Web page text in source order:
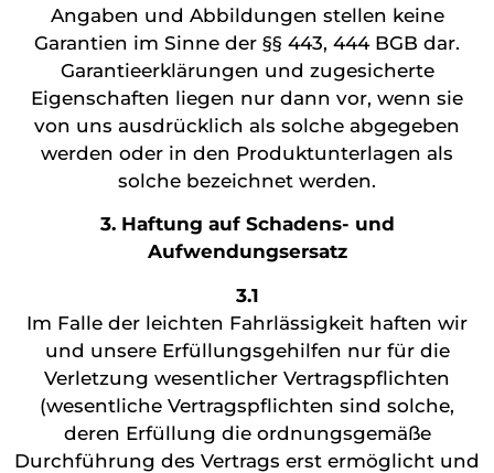
Angaben und Abbildungen stellen keine
Garantien im Sinne der §§ 443, 444 BGB dar.
Garantieerklärungen und zugesicherte
Eigenschaften liegen nur dann vor, wenn sie
von uns ausdrücklich als solche abgegeben
werden oder in den Produktunterlagen als
solche bezeichnet werden.
3. Haftung auf Schadens- und
Aufwendungsersatz
3.1
Im Falle der leichten Fahrlässigkeit haften wir
und unsere Erfüllungsgehilfen nur für die
Verletzung wesentlicher Vertragspflichten
(wesentliche Vertragspflichten sind solche,
deren Erfüllung die ordnungsgemäße
Durchführung des Vertrags erst ermöglicht und